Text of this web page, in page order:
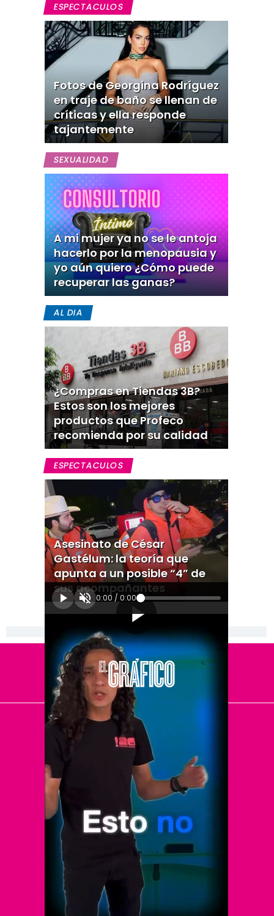
ESPECTACULOS
Fotos de Georgina Rodríguez
en traje de baño se llenan de
críticas y ella responde
tajantemente
SEXUALIDAD
A mi mujer ya no se le antoja
hacerlo por la menopausia y
yo aún quiero ¿Cómo puede
recuperar las ganas?
AL DIA
¿Compras en Tiendas 3B?
Estos son los mejores
productos que Profeco
recomienda por su calidad
ESPECTACULOS
Asesinato de César
Gastélum: la teoría que
apunta a un posible “4” de
sus acompañantes
0:00 / 0:00
[Publicidad]
El Universal
Vive USA
Clase
De 10 sports
DeDinero
Confabulario
Aviso Oportuno